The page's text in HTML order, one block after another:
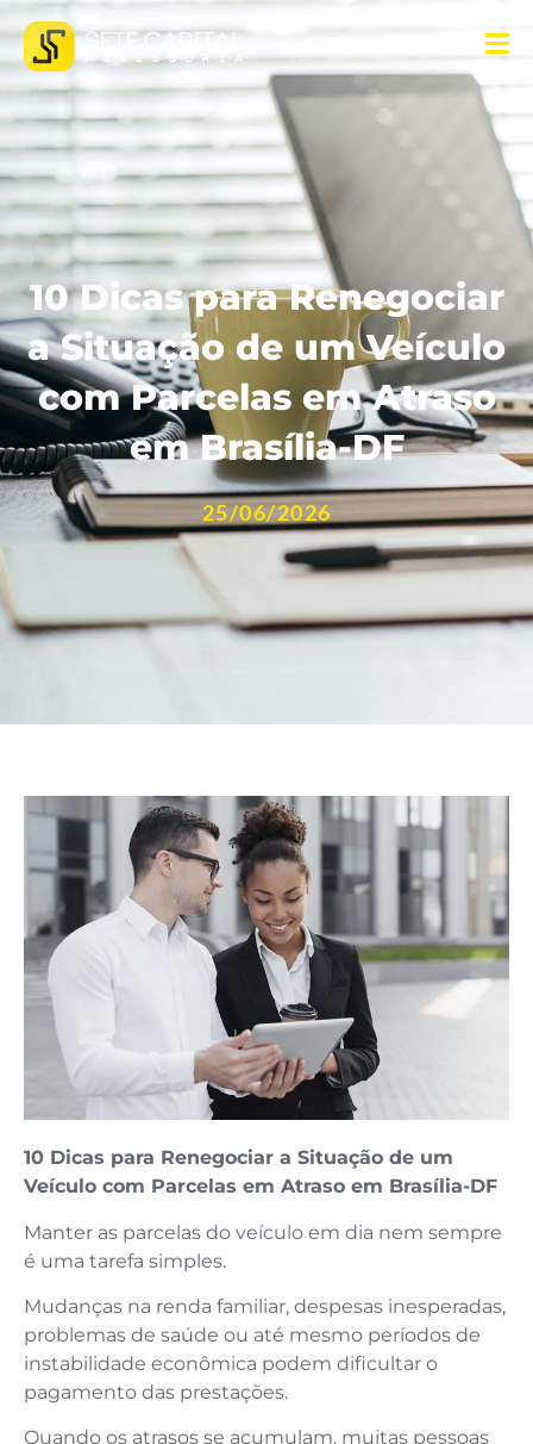
10 Dicas para Renegociar
a Situação de um Veículo
com Parcelas em Atraso
em Brasília-DF
25/06/2026
10 Dicas para Renegociar a Situação de um
Veículo com Parcelas em Atraso em Brasília-DF
Manter as parcelas do veículo em dia nem sempre
é uma tarefa simples.
Mudanças na renda familiar, despesas inesperadas,
problemas de saúde ou até mesmo períodos de
instabilidade econômica podem dificultar o
pagamento das prestações.
Quando os atrasos se acumulam, muitas pessoas